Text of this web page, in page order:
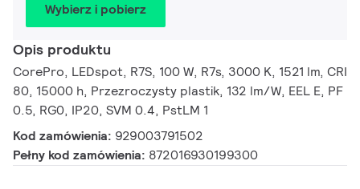
Wybierz i pobierz
Opis produktu
CorePro, LEDspot, R7S, 100 W, R7s, 3000 K, 1521 lm, CRI
80, 15000 h, Przezroczysty plastik, 132 lm/W, EEL E, PF
0.5, RG0, IP20, SVM 0.4, PstLM 1
Kod zamówienia: 929003791502
Pełny kod zamówienia: 872016930199300